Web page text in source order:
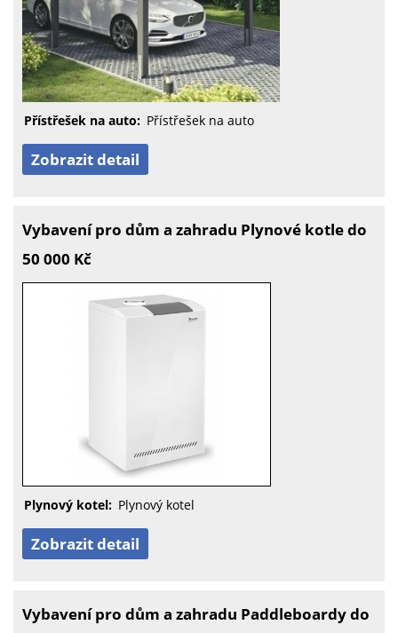
Přístřešek na auto: Přístřešek na auto
Zobrazit detail
Vybavení pro dům a zahradu Plynové kotle do
50 000 Kč
Plynový kotel: Plynový kotel
Zobrazit detail
Vybavení pro dům a zahradu Paddleboardy do